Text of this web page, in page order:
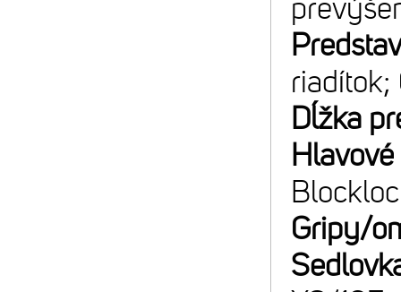
riadítok;
Dĺžka
Gripy/